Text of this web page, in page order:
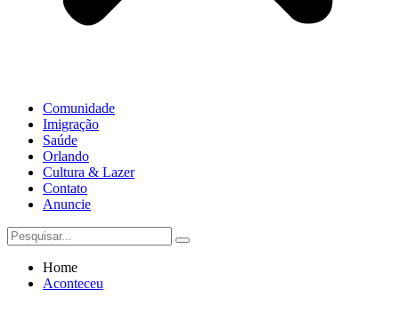
Comunidade
Imigração
Saúde
Orlando
Cultura & Lazer
Contato
Anuncie
Home
Aconteceu